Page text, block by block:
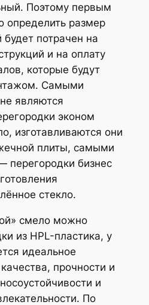
Поэтому первым
определить размер
потрачен на
и на оплату
которые будут
Самыми
являются
эконом
изготавливаются они
плиты, самыми
перегородки бизнес
стекло.
смело можно
из HPL-пластика, у
идеальное
прочности и
и
По